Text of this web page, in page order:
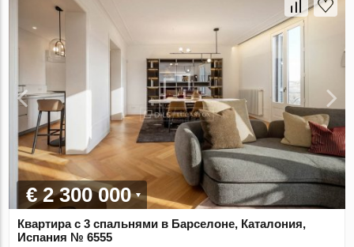
€ 2 300 000
Квартира с 3 спальнями в Барселоне, Каталония,
Испания № 6555